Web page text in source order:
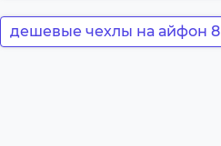
дешевые чехлы на айфон 8